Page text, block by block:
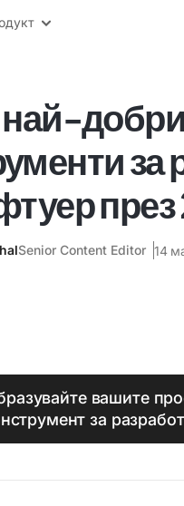
най-добри
за
през
Senior Content Editor 14
вашите
за